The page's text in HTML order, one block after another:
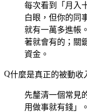
每次看到「月入
白眼，但你的同
就有一萬多進帳
著就會有的；關
資金。
什麼是真正的被動收
先釐清一個常見
用做事就有錢」